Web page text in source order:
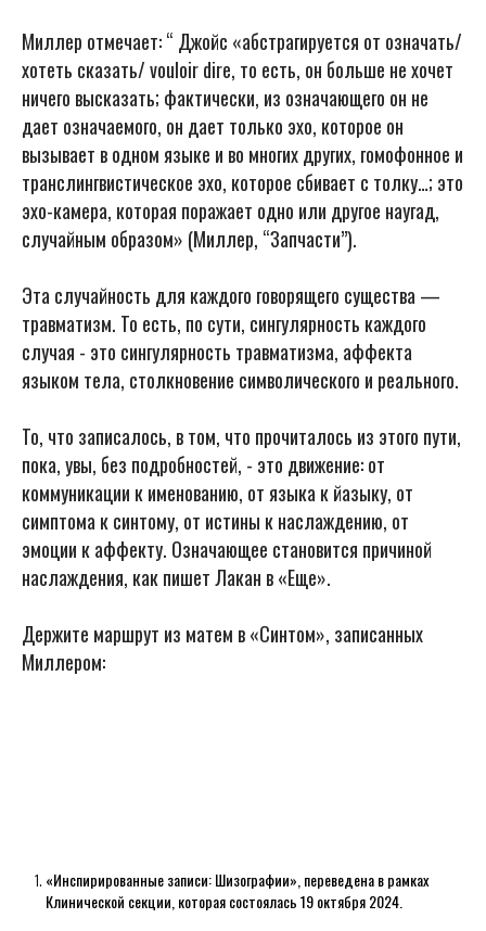
Миллер отмечает: “ Джойс «абстрагируется от означать/
хотеть сказать/ vouloir dire, то есть, он больше не хочет
ничего высказать; фактически, из означающего он не
дает означаемого, он дает только эхо, которое он
вызывает в одном языке и во многих других, гомофонное и
транслингвистическое эхо, которое сбивает с толку…; это
эхо-камера, которая поражает одно или другое наугад,
случайным образом» (Миллер, “Запчасти”).
Эта случайность для каждого говорящего существа —
травматизм. То есть, по сути, сингулярность каждого
случая - это сингулярность травматизма, аффекта
языком тела, столкновение символического и реального.
То, что записалось, в том, что прочиталось из этого пути,
пока, увы, без подробностей, - это движение: от
коммуникации к именованию, от языка к йазыку, от
симптома к синтому, от истины к наслаждению, от
эмоции к аффекту. Означающее становится причиной
наслаждения, как пишет Лакан в «Еще».
Держите маршрут из матем в «Синтом», записанных
Миллером:
«Инспирированные записи: Шизографии», переведена в рамках
Клинической секции, которая состоялась 19 октября 2024.